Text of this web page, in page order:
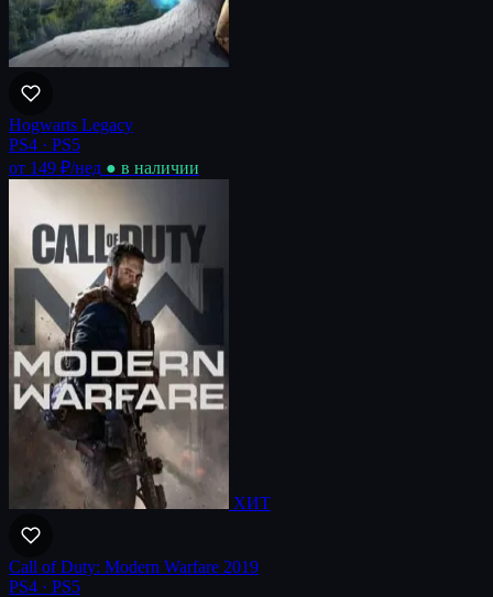
Hogwarts Legacy
PS4 · PS5
от 149 ₽/нед ● в наличии
ХИТ
Call of Duty: Modern Warfare 2019
PS4 · PS5